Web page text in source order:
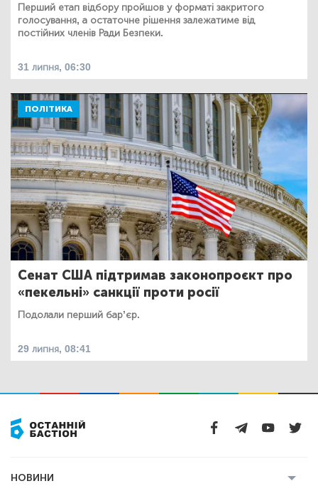
Перший етап відбору пройшов у форматі закритого
голосування, а остаточне рішення залежатиме від
постійних членів Ради Безпеки.
31 липня, 06:30
ПОЛІТИКА
Сенат США підтримав законопроєкт про
«пекельні» санкції проти росії
Подолали перший бар’єр.
29 липня, 08:41
НОВИНИ